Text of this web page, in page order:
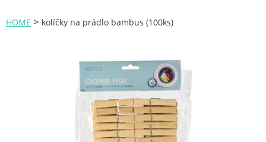
Plachty
Stavební míchačky
NÁBYTEK - spojovací materiál a příslušenství
HOME > kolíčky na prádlo bambus (100ks)